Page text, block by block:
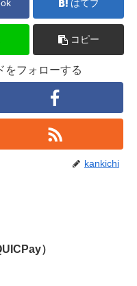
はてブ
コピー
をフォローする
kankichi
）